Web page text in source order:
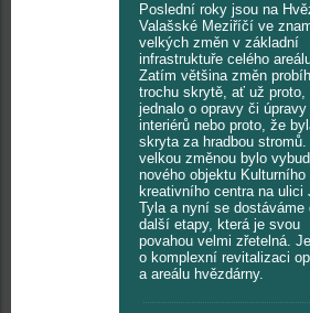
Poslední roky jsou na
Valašské Meziříčí ve
velkých změn v základní
infrastruktuře celého
Zatím většina změn
trochu skrytě, ať už proto,
jednalo o opravy či úpravy
interiérů nebo proto, že
skryta za hradbou
velkou změnou bylo
nového objektu Kulturního
kreativního centra na ulici
Tyla a nyní se dostáváme
další etapy, která je svou
povahou velmi zřetelná.
o komplexní revitalizaci
a areálu hvězdárny.